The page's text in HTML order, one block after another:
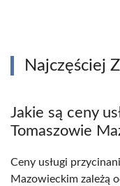
Najczęściej
Jakie są ceny
Tomaszowie
Ceny usługi
Mazowieckim zależą